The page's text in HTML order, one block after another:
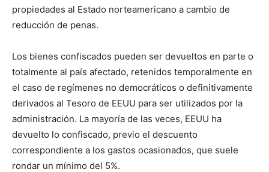
propiedades al Estado norteamericano a cambio de
reducción de penas.
Los bienes confiscados pueden ser devueltos en parte o
totalmente al país afectado, retenidos temporalmente en
el caso de regímenes no democráticos o definitivamente
derivados al Tesoro de EEUU para ser utilizados por la
administración. La mayoría de las veces, EEUU ha
devuelto lo confiscado, previo el descuento
correspondiente a los gastos ocasionados, que suele
rondar un mínimo del 5%.